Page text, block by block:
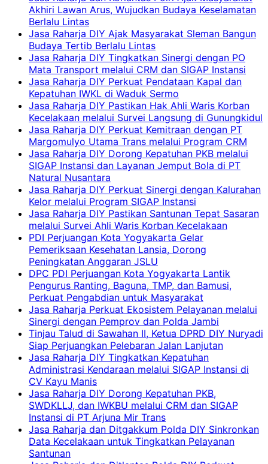
Akhiri Lawan Arus, Wujudkan Budaya Keselamatan
Berlalu Lintas
Jasa Raharja DIY Ajak Masyarakat Sleman Bangun
Budaya Tertib Berlalu Lintas
Jasa Raharja DIY Tingkatkan Sinergi dengan PO
Mata Transport melalui CRM dan SIGAP Instansi
Jasa Raharja DIY Perkuat Pendataan Kapal dan
Kepatuhan IWKL di Waduk Sermo
Jasa Raharja DIY Pastikan Hak Ahli Waris Korban
Kecelakaan melalui Survei Langsung di Gunungkidul
Jasa Raharja DIY Perkuat Kemitraan dengan PT
Margomulyo Utama Trans melalui Program CRM
Jasa Raharja DIY Dorong Kepatuhan PKB melalui
SIGAP Instansi dan Layanan Jemput Bola di PT
Natural Nusantara
Jasa Raharja DIY Perkuat Sinergi dengan Kalurahan
Kelor melalui Program SIGAP Instansi
Jasa Raharja DIY Pastikan Santunan Tepat Sasaran
melalui Survei Ahli Waris Korban Kecelakaan
PDI Perjuangan Kota Yogyakarta Gelar
Pemeriksaan Kesehatan Lansia, Dorong
Peningkatan Anggaran JSLU
DPC PDI Perjuangan Kota Yogyakarta Lantik
Pengurus Ranting, Baguna, TMP, dan Bamusi,
Perkuat Pengabdian untuk Masyarakat
Jasa Raharja Perkuat Ekosistem Pelayanan melalui
Sinergi dengan Pemprov dan Polda Jambi
Tinjau Talud di Sawahan II, Ketua DPRD DIY Nuryadi
Siap Perjuangkan Pelebaran Jalan Lanjutan
Jasa Raharja DIY Tingkatkan Kepatuhan
Administrasi Kendaraan melalui SIGAP Instansi di
CV Kayu Manis
Jasa Raharja DIY Dorong Kepatuhan PKB,
SWDKLLJ, dan IWKBU melalui CRM dan SIGAP
Instansi di PT Arjuna Mir Trans
Jasa Raharja dan Ditgakkum Polda DIY Sinkronkan
Data Kecelakaan untuk Tingkatkan Pelayanan
Santunan